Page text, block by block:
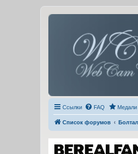
Ссылки FAQ Медали
Список форумов